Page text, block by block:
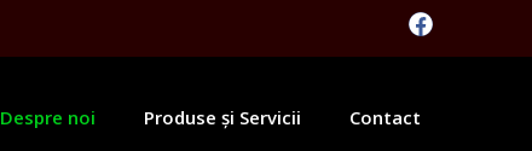
F
a
b
Despre noi Produse și Servicii Contact